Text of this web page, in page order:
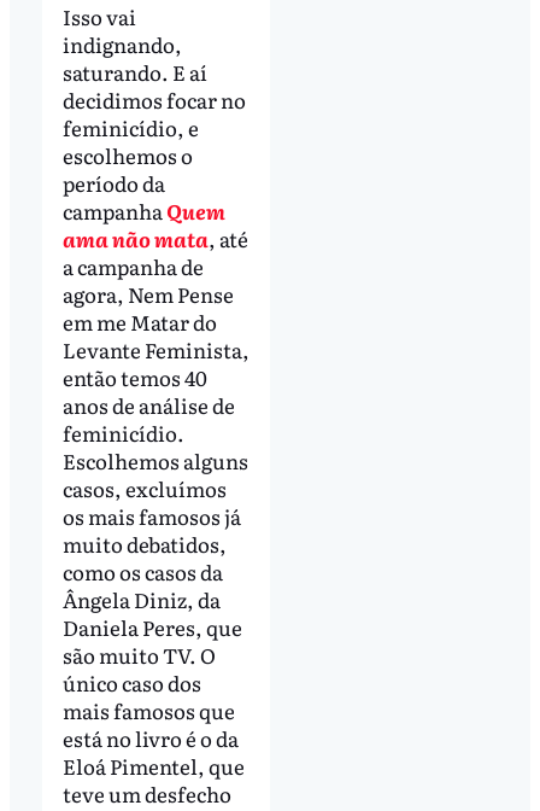
Isso vai
indignando,
saturando. E aí
decidimos focar no
feminicídio, e
escolhemos o
período da
campanhaQuem
ama não mata, até
a campanha de
agora, Nem Pense
em me Matar do
Levante Feminista,
então temos 40
anos de análise de
feminicídio.
Escolhemos alguns
casos, excluímos
os mais famosos já
muito debatidos,
como os casos da
Ângela Diniz, da
Daniela Peres, que
são muito TV. O
único caso dos
mais famosos que
está no livro é o da
Eloá Pimentel, que
teve um desfecho